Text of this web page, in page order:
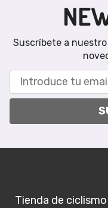
Suscríbete a
Tienda de